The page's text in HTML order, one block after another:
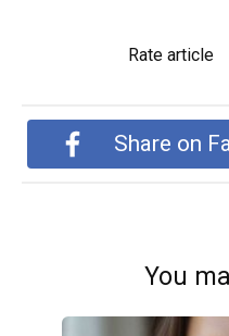
Rate article
Share on
You